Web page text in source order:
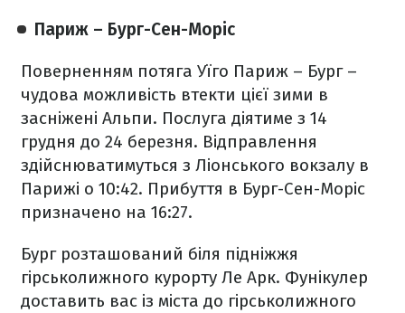
Париж – Бург-Сен-Моріс
Поверненням потяга Уїго Париж – Бург –
чудова можливість втекти цієї зими в
засніжені Альпи. Послуга діятиме з 14
грудня до 24 березня. Відправлення
здійснюватимуться з Ліонського вокзалу в
Парижі о 10:42. Прибуття в Бург-Сен-Моріс
призначено на 16:27.
Бург розташований біля підніжжя
гірськолижного курорту Ле Арк. Фунікулер
доставить вас із міста до гірськолижного